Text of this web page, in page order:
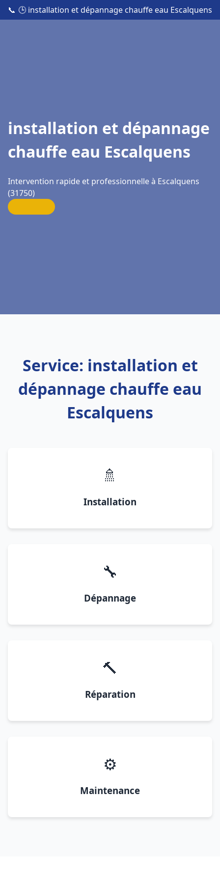
📞 🕒 installation et dépannage chauffe eau Escalquens
installation et dépannage
chauffe eau Escalquens
Intervention rapide et professionnelle à Escalquens
(31750)
Service: installation et
dépannage chauffe eau
Escalquens
🚿
Installation
🔧
Dépannage
🔨
Réparation
⚙️
Maintenance